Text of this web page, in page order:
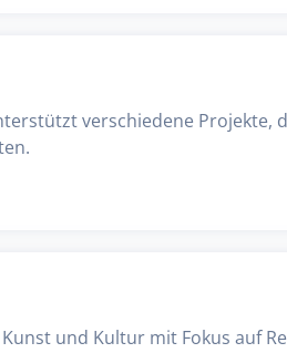
verschiedene Projekte,
und Kultur mit Fokus auf